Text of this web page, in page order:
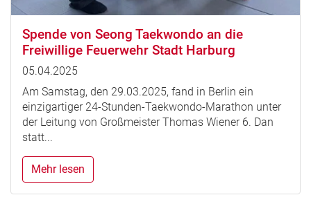
Spende von Seong Taekwondo an die
Freiwillige Feuerwehr Stadt Harburg
05.04.2025
Am Samstag, den 29.03.2025, fand in Berlin ein
einzigartiger 24-Stunden-Taekwondo-Marathon unter
der Leitung von Großmeister Thomas Wiener 6. Dan
statt...
Mehr lesen